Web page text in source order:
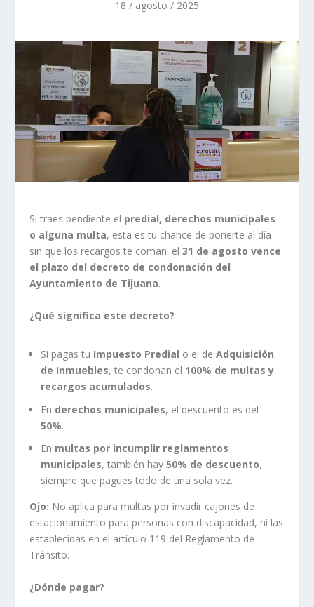
18 / agosto / 2025
Si traes pendiente el predial, derechos municipales
o alguna multa, esta es tu chance de ponerte al día
sin que los recargos te coman: el31 de agosto vence
el plazo del decreto de condonación del
Ayuntamiento de Tijuana.
¿Qué significa este decreto?
Si pagas tu Impuesto Predial o el deAdquisición
de Inmuebles, te condonan el 100% de multas y
recargos acumulados.
En derechos municipales, el descuento es del
50%.
En multas por incumplir reglamentos
municipales, también hay50% de descuento,
siempre que pagues todo de una sola vez.
Ojo: No aplica para multas por invadir cajones de
estacionamiento para personas con discapacidad, ni las
establecidas en el artículo 119 del Reglamento de
Tránsito.
¿Dónde pagar?